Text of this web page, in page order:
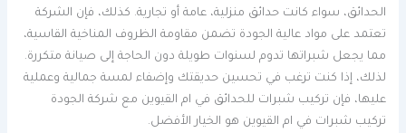
الحدائق، سواء كانت حدائق منزلية، عامة أو تجارية. كذلك، فإن الشركة
تعتمد على مواد عالية الجودة تضمن مقاومة الظروف المناخية القاسية،
مما يجعل شبراتها تدوم لسنوات طويلة دون الحاجة إلى صيانة متكررة.
لذلك، إذا كنت ترغب في تحسين حديقتك وإضفاء لمسة جمالية وعملية
عليها، فإن تركيب شبرات للحدائق في ام القيوين مع شركة الجودة
تركيب شبرات في ام القيوين هو الخيار الأفضل.